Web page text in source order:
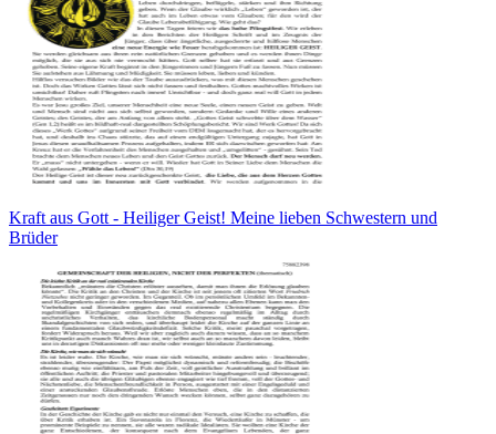
Kraft aus Gott - Heiliger Geist! Meine lieben Schwestern und
Brüder